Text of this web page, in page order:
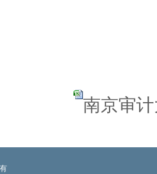
南京审